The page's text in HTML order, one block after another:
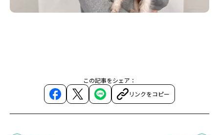
この記事をシェア：
リンクをコピー